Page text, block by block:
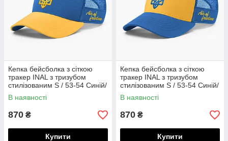
Кепка бейсболка з сіткою
тракер INAL з тризубом
стилізованим S / 53-54 Синій/
Жовтий 282653
В наявності
870 ₴
Купити
Кепка бейсболка з сіткою
тракер INAL з тризубом
стилізованим S / 53-54 Синій/
Жовтий 2 282353
В наявності
870 ₴
Купити